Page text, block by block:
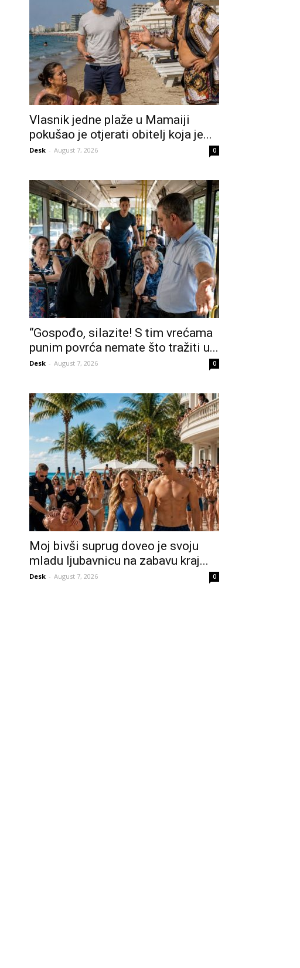
Vlasnik jedne plaže u Mamaiji
pokušao je otjerati obitelj koja je...
Desk - August 7, 2026 0
“Gospođo, silazite! S tim vrećama
punim povrća nemate što tražiti u...
Desk - August 7, 2026 0
Moj bivši suprug doveo je svoju
mladu ljubavnicu na zabavu kraj...
Desk - August 7, 2026 0